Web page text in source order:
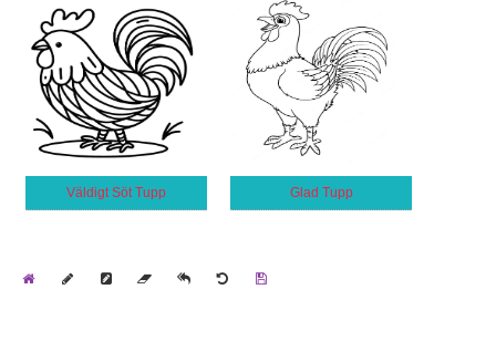
Väldigt Söt Tupp Glad Tupp